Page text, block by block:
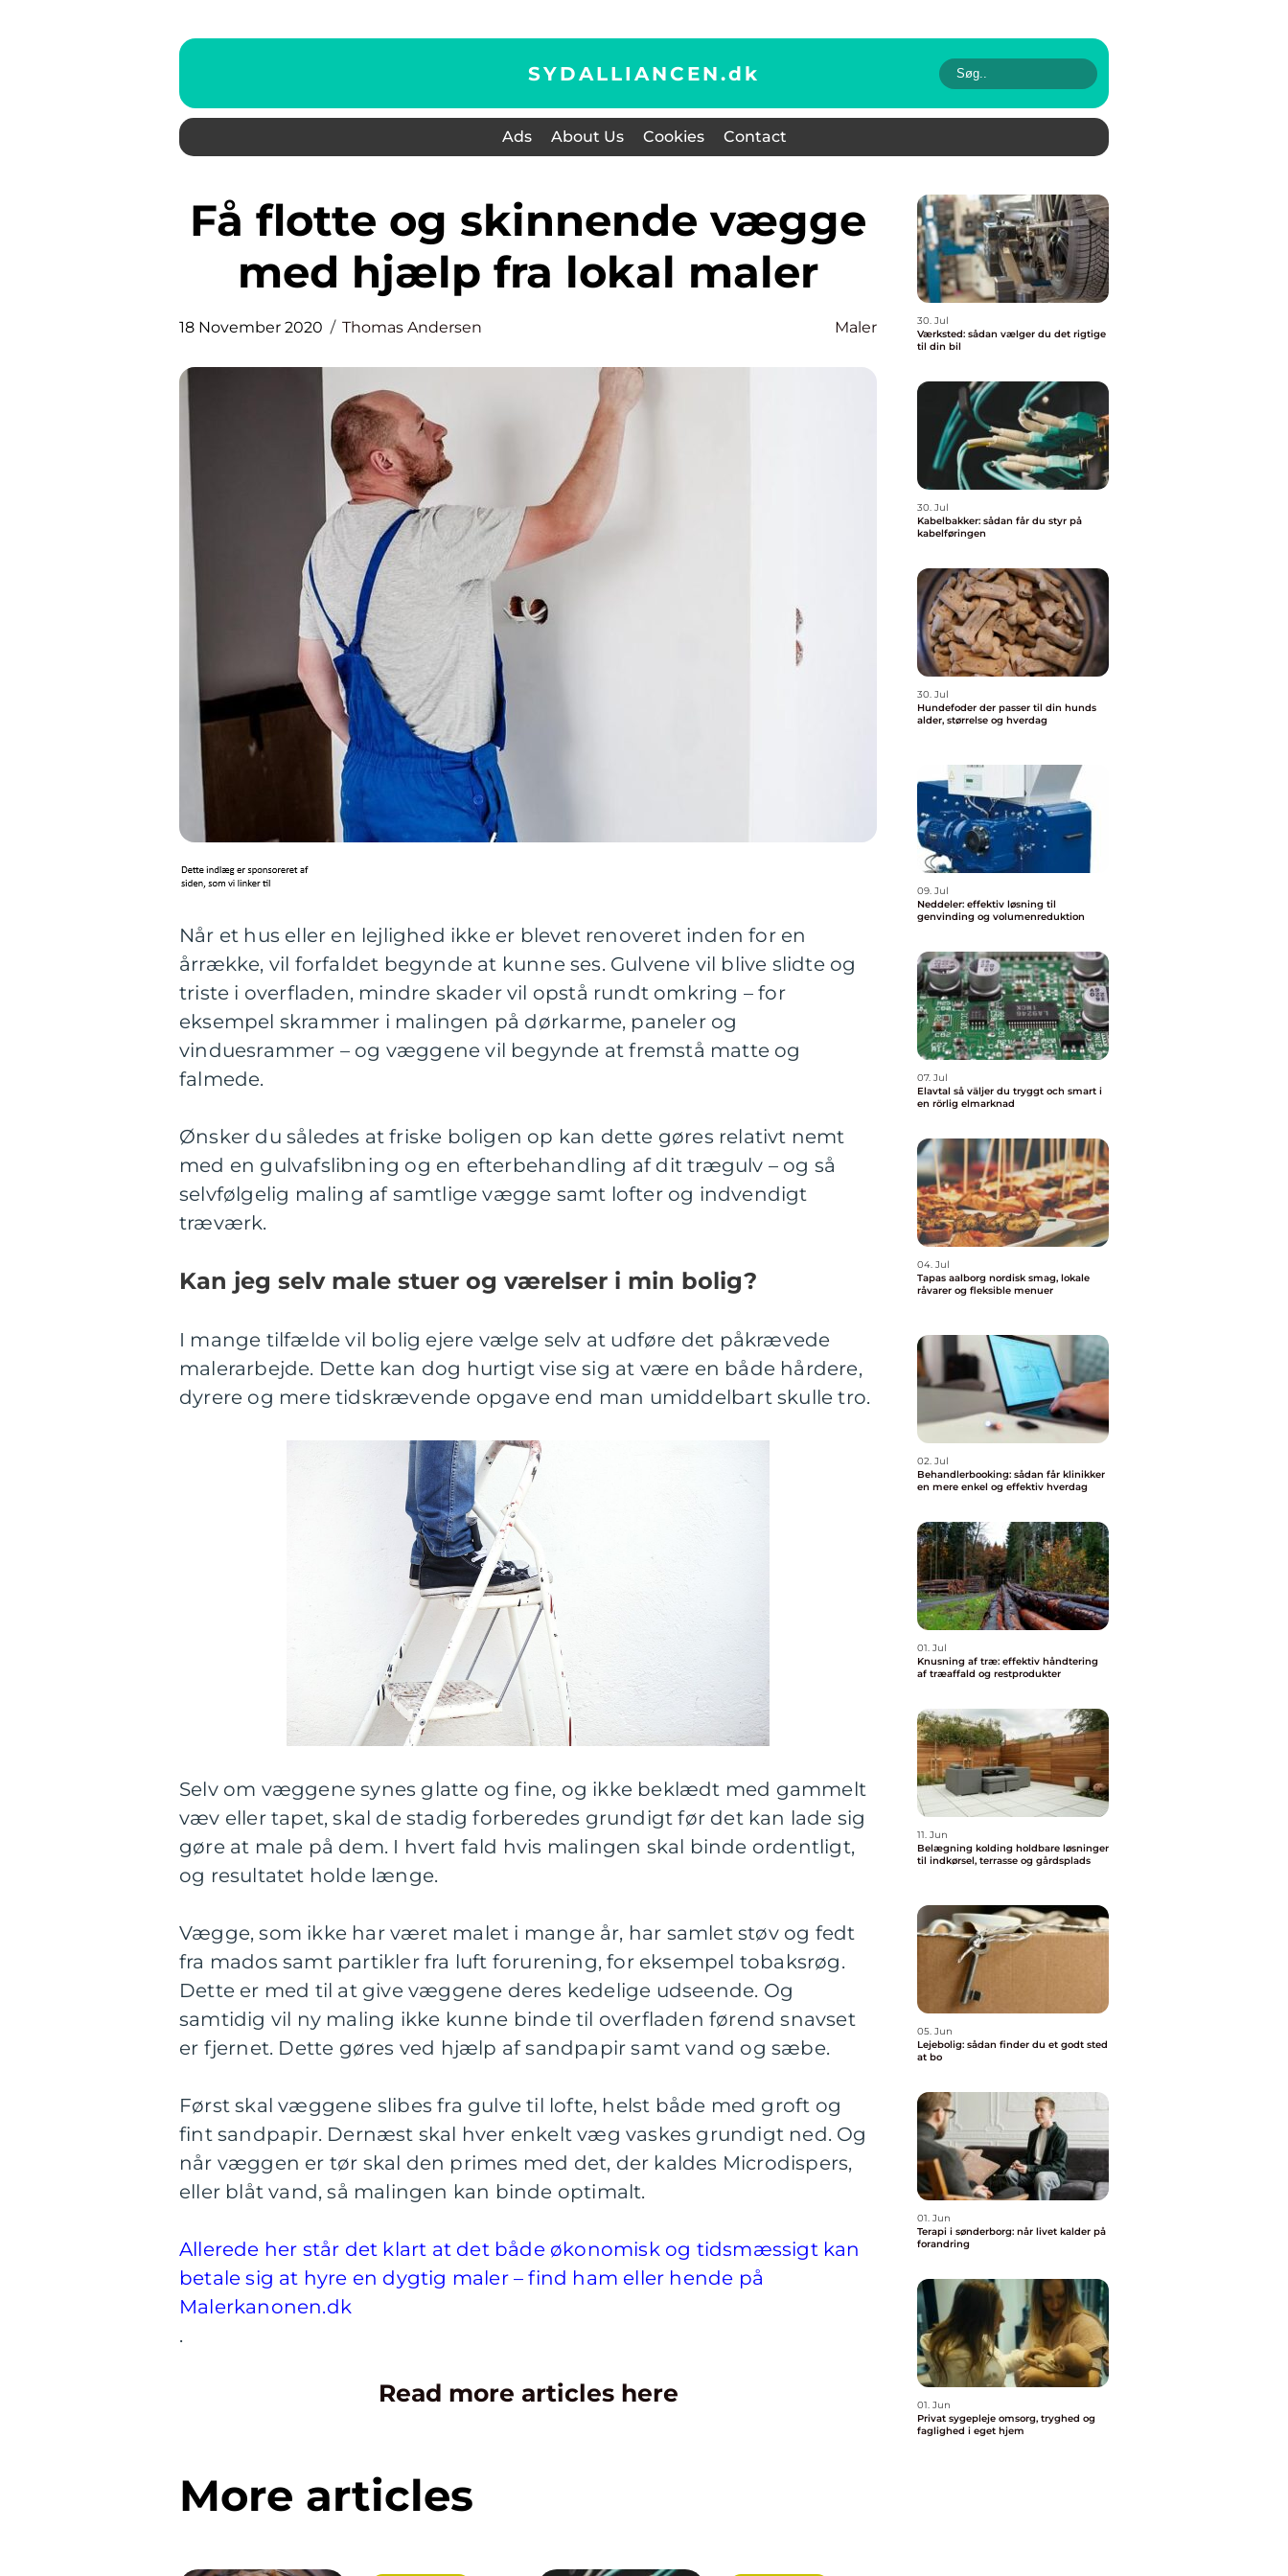
SYDALLIANCEN.dk
Ads About Us Cookies Contact
Få flotte og skinnende vægge
med hjælp fra lokal maler
18 November 2020 Thomas Andersen Maler
Når et hus eller en lejlighed ikke er blevet renoveret inden for en
årrække, vil forfaldet begynde at kunne ses. Gulvene vil blive slidte og
triste i overfladen, mindre skader vil opstå rundt omkring – for
eksempel skrammer i malingen på dørkarme, paneler og
vinduesrammer – og væggene vil begynde at fremstå matte og
falmede.
Ønsker du således at friske boligen op kan dette gøres relativt nemt
med en gulvafslibning og en efterbehandling af dit trægulv – og så
selvfølgelig maling af samtlige vægge samt lofter og indvendigt
træværk.
Kan jeg selv male stuer og værelser i min bolig?
I mange tilfælde vil bolig ejere vælge selv at udføre det påkrævede
malerarbejde. Dette kan dog hurtigt vise sig at være en både hårdere,
dyrere og mere tidskrævende opgave end man umiddelbart skulle tro.
Selv om væggene synes glatte og fine, og ikke beklædt med gammelt
væv eller tapet, skal de stadig forberedes grundigt før det kan lade sig
gøre at male på dem. I hvert fald hvis malingen skal binde ordentligt,
og resultatet holde længe.
Vægge, som ikke har været malet i mange år, har samlet støv og fedt
fra mados samt partikler fra luft forurening, for eksempel tobaksrøg.
Dette er med til at give væggene deres kedelige udseende. Og
samtidig vil ny maling ikke kunne binde til overfladen førend snavset
er fjernet. Dette gøres ved hjælp af sandpapir samt vand og sæbe.
Først skal væggene slibes fra gulve til lofte, helst både med groft og
fint sandpapir. Dernæst skal hver enkelt væg vaskes grundigt ned. Og
når væggen er tør skal den primes med det, der kaldes Microdispers,
eller blåt vand, så malingen kan binde optimalt.
Allerede her står det klart at det både økonomisk og tidsmæssigt kan
betale sig at hyre en dygtig maler – find ham eller hende på
Malerkanonen.dk
.
Read more articles here
More articles
30. Jul
Værksted: sådan vælger du det rigtige
til din bil
30. Jul
Kabelbakker: sådan får du styr på
kabelføringen
30. Jul
Hundefoder der passer til din hunds
alder, størrelse og hverdag
09. Jul
Neddeler: effektiv løsning til
genvinding og volumenreduktion
07. Jul
Elavtal så väljer du tryggt och smart i
en rörlig elmarknad
04. Jul
Tapas aalborg nordisk smag, lokale
råvarer og fleksible menuer
02. Jul
Behandlerbooking: sådan får klinikker
en mere enkel og effektiv hverdag
01. Jul
Knusning af træ: effektiv håndtering
af træaffald og restprodukter
11. Jun
Belægning kolding holdbare løsninger
til indkørsel, terrasse og gårdsplads
05. Jun
Lejebolig: sådan finder du et godt sted
at bo
01. Jun
Terapi i sønderborg: når livet kalder på
forandring
01. Jun
Privat sygepleje omsorg, tryghed og
faglighed i eget hjem